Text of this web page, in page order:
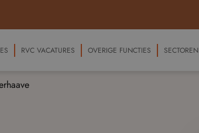
RVC VACATURES OVERIGE FUNCTIES SECTOREN